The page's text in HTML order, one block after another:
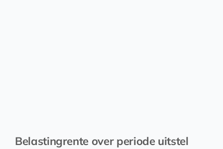
Belastingrente over periode uitstel